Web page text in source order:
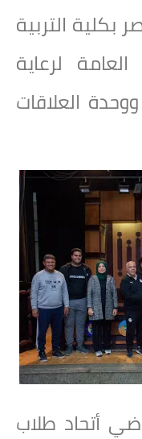
بكلية التربية
لرعاية
العلاقات
أتحاد طلاب